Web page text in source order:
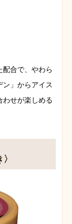
配合で、やわら
」からアイス
わせが楽しめる